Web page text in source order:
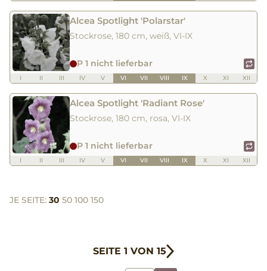
Alcea Spotlight 'Polarstar'
Stockrose, 180 cm, weiß, VI-IX
P 1 nicht lieferbar
I II III IV V VI VII VIII IX X XI XII
Alcea Spotlight 'Radiant Rose'
Stockrose, 180 cm, rosa, VI-IX
P 1 nicht lieferbar
I II III IV V VI VII VIII IX X XI XII
JE SEITE: 30 50 100 150
SEITE 1 VON 15